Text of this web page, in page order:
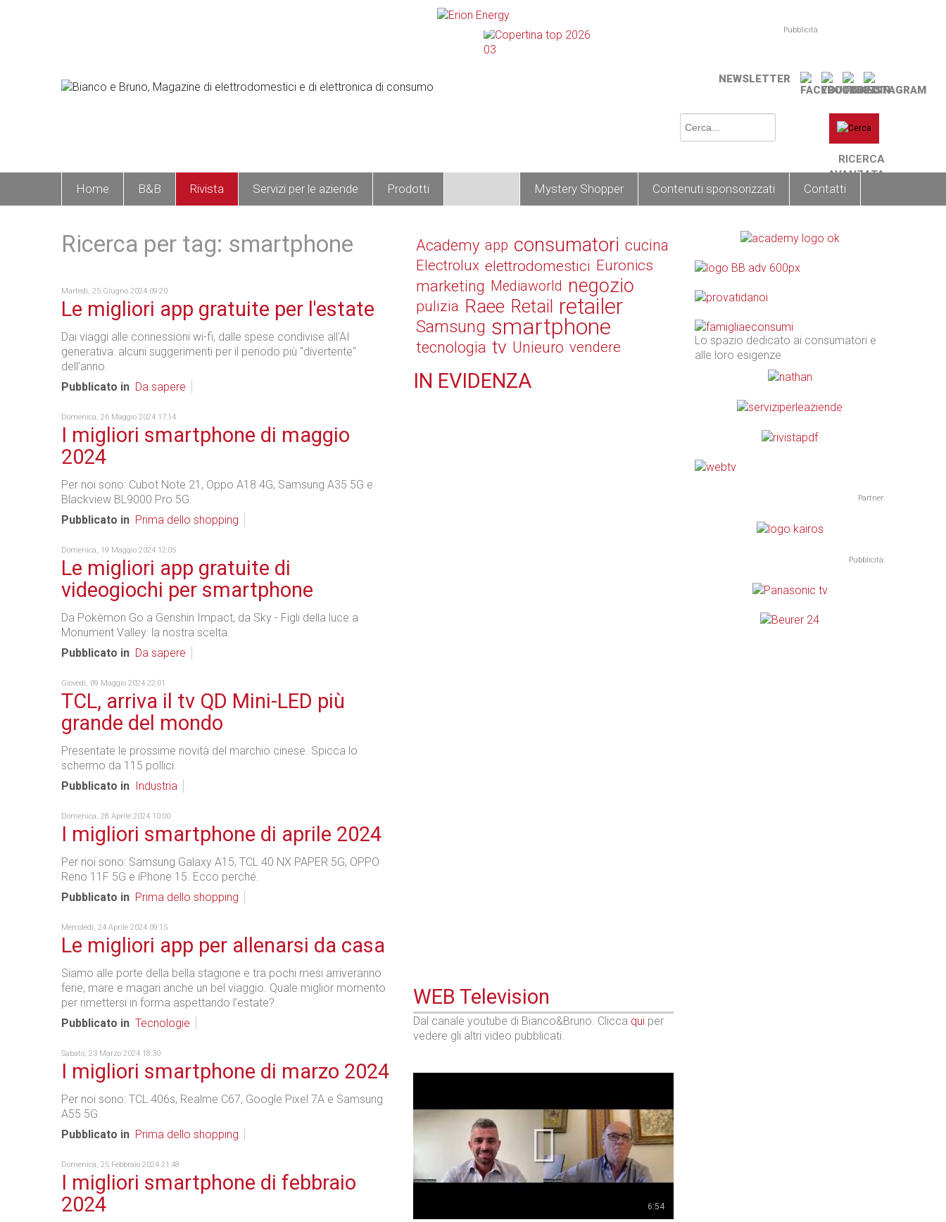
Pubblicità
NEWSLETTER
RICERCA
AVANZATA
Home B&B Rivista Servizi per le aziende Prodotti Mystery Shopper Contenuti sponsorizzati Contatti
Ricerca per tag: smartphone
Martedì, 25 Giugno 2024 09:20
Le migliori app gratuite per l'estate
Dai viaggi alle connessioni wi-fi, dalle spese condivise all'AI
generativa: alcuni suggerimenti per il periodo più "divertente"
dell'anno.
Pubblicato in Da sapere
Domenica, 26 Maggio 2024 17:14
I migliori smartphone di maggio
2024
Per noi sono: Cubot Note 21, Oppo A18 4G, Samsung A35 5G e
Blackview BL9000 Pro 5G.
Pubblicato in Prima dello shopping
Domenica, 19 Maggio 2024 12:05
Le migliori app gratuite di
videogiochi per smartphone
Da Pokèmon Go a Genshin Impact, da Sky - Figli della luce a
Monument Valley: la nostra scelta.
Pubblicato in Da sapere
Giovedì, 09 Maggio 2024 22:01
TCL, arriva il tv QD Mini-LED più
grande del mondo
Presentate le prossime novità del marchio cinese. Spicca lo
schermo da 115 pollici.
Pubblicato in
Industria
Domenica, 28 Aprile 2024 10:00
I migliori smartphone di aprile 2024
Per noi sono: Samsung Galaxy A15, TCL 40 NX PAPER 5G, OPPO
Reno 11F 5G e iPhone 15. Ecco perché.
Pubblicato in Prima dello shopping
Mercoledì, 24 Aprile 2024 09:15
Le migliori app per allenarsi da casa
Siamo alle porte della bella stagione e tra pochi mesi arriveranno
ferie, mare e magari anche un bel viaggio. Quale miglior momento
per rimettersi in forma aspettando l’estate?
Pubblicato in Tecnologie
Sabato, 23 Marzo 2024 18:30
I migliori smartphone di marzo 2024
Per noi sono: TCL 406s, Realme C67, Google Pixel 7A e Samsung
A55 5G.
Pubblicato in Prima dello shopping
Domenica, 25 Febbraio 2024 21:48
I migliori smartphone di febbraio
2024
Academy app consumatori cucina
Electrolux elettrodomestici Euronics
marketing Mediaworld negozio
pulizia Raee Retail retailer
Samsung smartphone
tecnologia tv Unieuro vendere
IN EVIDENZA
WEB Television
Dal canale youtube di Bianco&Bruno. Clicca qui per
vedere gli altri video pubblicati.
6:54
Lo spazio dedicato ai consumatori e
alle loro esigenze
Partner:
Pubblicità: